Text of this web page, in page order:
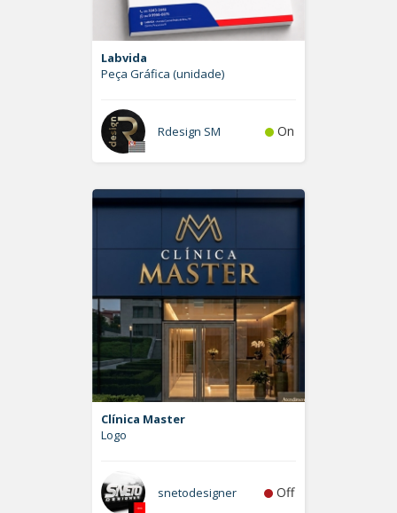
Labvida
Peça Gráfica (unidade)
Rdesign SM On
Clínica Master
Logo
snetodesigner Off